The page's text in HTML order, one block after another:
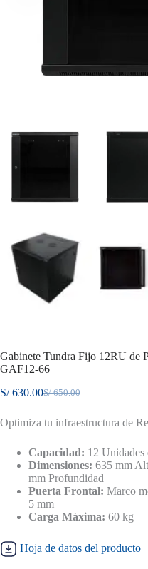
Gabinete Tundra Fijo 12RU de
GAF12-66
S/650.00
El
original
S/ 650.00.
S/630.00El
actual
S/ 630.00.
Optimiza tu infraestructura de
Capacidad: 12
Dimensiones: 635 mm
mm Profundidad
Puerta Frontal: Marco
5 mm
Carga Máxima: 60 kg
Hoja de datos del producto